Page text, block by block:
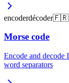
encoderdécoder🇫🇷
Morse code
Encode and decode
word separators